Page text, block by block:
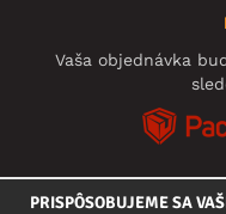
Vaša objednávka
PRISPÔSOBUJEME SA